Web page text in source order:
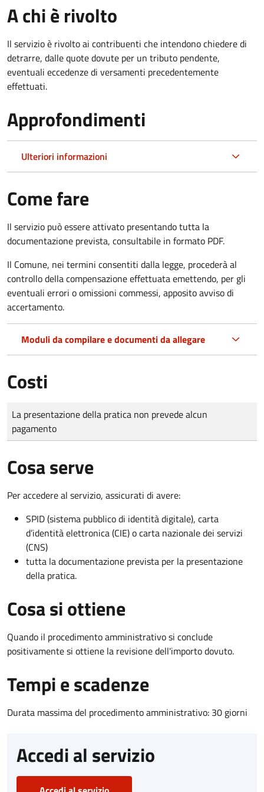
A chi è rivolto
Il servizio è rivolto ai contribuenti che intendono chiedere di
detrarre, dalle quote dovute per un tributo pendente,
eventuali eccedenze di versamenti precedentemente
effettuati.
Approfondimenti
Ulteriori informazioni
Come fare
Il servizio può essere attivato presentando tutta la
documentazione prevista, consultabile in formato PDF.
Il Comune, nei termini consentiti dalla legge, procederà al
controllo della compensazione effettuata emettendo, per gli
eventuali errori o omissioni commessi, apposito avviso di
accertamento.
Moduli da compilare e documenti da allegare
Costi
Tipo di pagamento
Importo
La presentazione della pratica non prevede alcun
pagamento
Cosa serve
Per accedere al servizio, assicurati di avere:
SPID (sistema pubblico di identità digitale), carta
d’identità elettronica (CIE) o carta nazionale dei servizi
(CNS)
tutta la documentazione prevista per la presentazione
della pratica.
Cosa si ottiene
Quando il procedimento amministrativo si conclude
positivamente si ottiene la revisione dell'importo dovuto.
Tempi e scadenze
Durata massima del procedimento amministrativo: 30 giorni
Accedi al servizio